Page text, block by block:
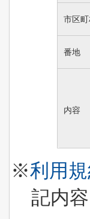
市区
番地
内容
※利用
記内